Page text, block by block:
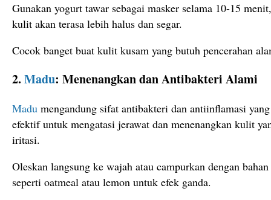
Gunakan yogurt tawar sebagai masker selama 10-15
kulit akan terasa lebih halus dan segar.
Cocok banget buat kulit kusam yang butuh pencerahan
2. Madu: Menenangkan dan Antibakteri Alami
Madu mengandung sifat antibakteri dan antiinflamasi yang
efektif untuk mengatasi jerawat dan menenangkan kulit
iritasi.
Oleskan langsung ke wajah atau campurkan dengan
seperti oatmeal atau lemon untuk efek ganda.